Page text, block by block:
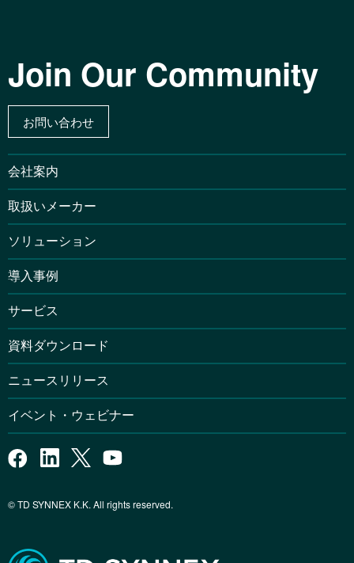
Join Our Community
お問い合わせ
会社案内
取扱いメーカー
ソリューション
導入事例
サービス
資料ダウンロード
ニュースリリース
イベント・ウェビナー
© TD SYNNEX K.K. All rights reserved.